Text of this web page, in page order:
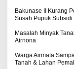
Bakunase II Kurang
Susah Pupuk Subsidi
Masalah Minyak
Airnona
Warga Airmata
Tanah & Lahan